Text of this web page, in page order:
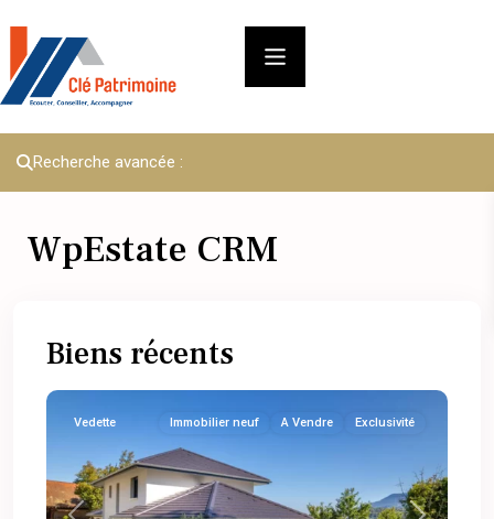
Recherche avancée :
WpEstate CRM
Biens récents
Vedette Immobilier neuf A Vendre Exclusivité